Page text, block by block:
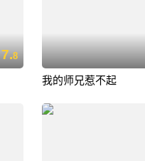
7.8
我的师兄惹不起